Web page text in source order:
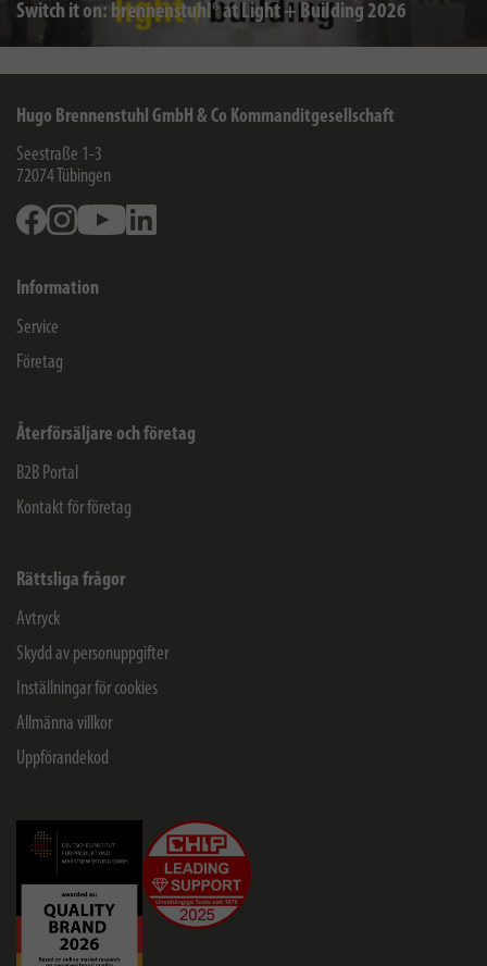
Switch it on: brennenstuhl® at Light + Building 2026
Hugo Brennenstuhl GmbH & Co Kommanditgesellschaft
Seestraße 1-3
72074 Tübingen
FacebookInstagramYoutube
Information
Service
Företag
Återförsäljare och företag
B2B Portal
Kontakt för företag
Rättsliga frågor
Avtryck
Skydd av personuppgifter
Inställningar för cookies
Allmänna villkor
Uppförandekod